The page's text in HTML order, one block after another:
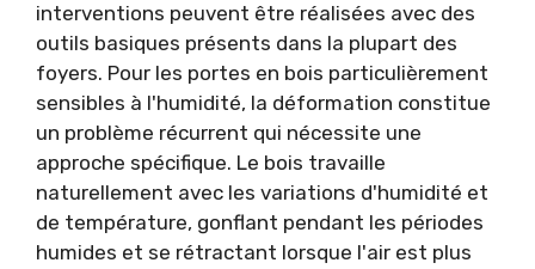
interventions peuvent être réalisées avec des
outils basiques présents dans la plupart des
foyers. Pour les portes en bois particulièrement
sensibles à l'humidité, la déformation constitue
un problème récurrent qui nécessite une
approche spécifique. Le bois travaille
naturellement avec les variations d'humidité et
de température, gonflant pendant les périodes
humides et se rétractant lorsque l'air est plus